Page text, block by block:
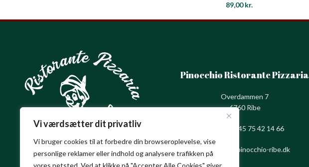
Vi værdsætter dit privatliv
Vi bruger cookies til at forbedre din browseroplevelse, vise
personlige reklamer eller indhold og analysere trafikken på
vores netsted. Ved at klikke på "Accepter Alle Cookies" giver
89,00kr.
Pinocchio Ristorante Pizzaria
Overdammen 7
6760 Ribe
+45 75 42 14 66
Email: info@pinocchio-ribe.dk